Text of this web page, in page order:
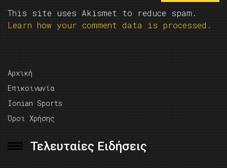
This site uses Akismet to reduce spam.
Learn how your comment data is processed.
Αρχική
Επικοινωνία
Ionian Sports
Όροι Χρήσης
Τελευταίες Ειδήσεις